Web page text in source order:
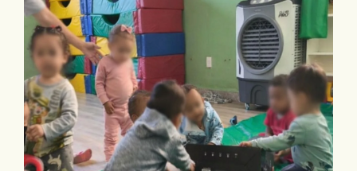
Projeto Concluído: “Integrarte”